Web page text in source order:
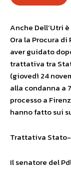
Anche Dell’Utri
Ora la Procura
aver guidato
trattativa tra
(giovedì 24
alla condanna a
processo a
hanno fatto sui
Trattativa Stato-
Il senatore del